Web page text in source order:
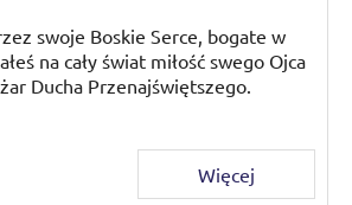
swoje Boskie Serce, bogate w
na cały świat miłość swego Ojca
Ducha Przenajświętszego.
Więcej